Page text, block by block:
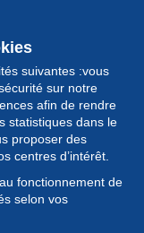
suivantes :vous
sur notre
afin de rendre
statistiques dans le
proposer des
centres d’intérêt.
fonctionnement de
selon vos